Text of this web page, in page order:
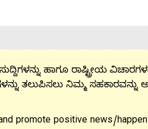
ಹಾಗೂ ರಾಷ್ಟ್ರೀಯ
ತಲುಪಿಸಲು ನಿಮ್ಮ ಸಹಕಾರವನ್ನು
promote positive news/